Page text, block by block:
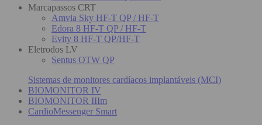
Marcapassos CRT
Amvia Sky HF-T QP / HF-T
Edora 8 HF-T QP / HF-T
Evity 8 HF-T QP/HF-T
Eletrodos LV
Sentus OTW QP
Sistemas de monitores cardíacos implantáveis (MCI)
BIOMONITOR IV
BIOMONITOR IIIm
CardioMessenger Smart